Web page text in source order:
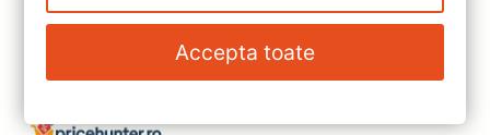
2005) – 4+64GB, Display 9″
IPS, Procesor Octa-core 1.6GHz,
Android 4G, Bluetooth 5.1 și DSP
Avansat
Accepta toate